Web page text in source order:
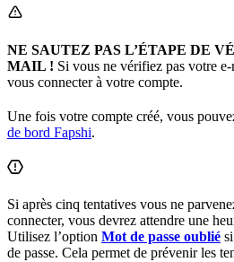
NE SAUTEZ PAS L’ÉTAPE DE
MAIL ! Si vous ne vérifiez pas votre
vous connecter à votre compte.
Une fois votre compte créé, vous
de bord Fapshi.
Si après cinq tentatives vous ne
connecter, vous devrez attendre une
Utilisez l’option Mot de passe oublié
de passe. Cela permet de prévenir les